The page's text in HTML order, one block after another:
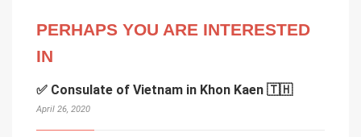
PERHAPS YOU ARE INTERESTED
IN
✅ Consulate of Vietnam in Khon Kaen 🇹🇭
April 26, 2020